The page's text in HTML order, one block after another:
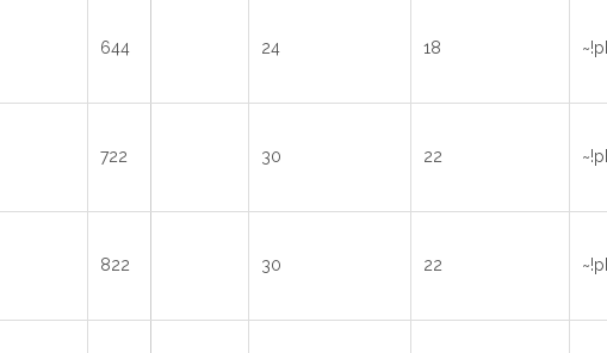
644 24 18
722 30 22
822 30 22